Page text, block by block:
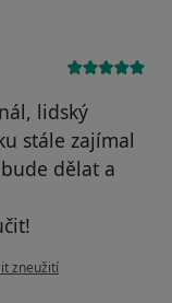
lidský
stále zajímal
dělat a
uživatele MZ
zneužití